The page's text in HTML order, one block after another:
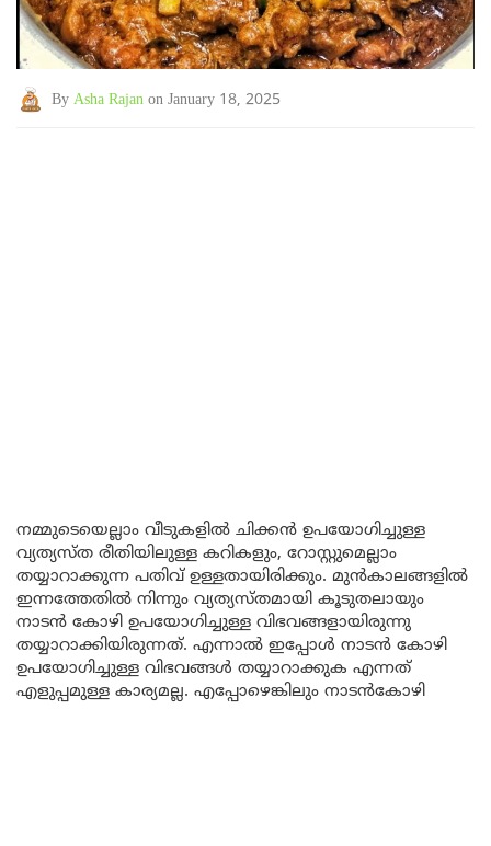
By Asha Rajan on January 18, 2025
നമ്മുടെയെല്ലാം വീടുകളിൽ ചിക്കൻ ഉപയോഗിച്ചുള്ള
വ്യത്യസ്ത രീതിയിലുള്ള കറികളും, റോസ്റ്റുമെല്ലാം
തയ്യാറാക്കുന്ന പതിവ് ഉള്ളതായിരിക്കും. മുൻകാലങ്ങളിൽ
ഇന്നത്തേതിൽ നിന്നും വ്യത്യസ്തമായി കൂടുതലായും
നാടൻ കോഴി ഉപയോഗിച്ചുള്ള വിഭവങ്ങളായിരുന്നു
തയ്യാറാക്കിയിരുന്നത്. എന്നാൽ ഇപ്പോൾ നാടൻ കോഴി
ഉപയോഗിച്ചുള്ള വിഭവങ്ങൾ തയ്യാറാക്കുക എന്നത്
എളുപ്പമുള്ള കാര്യമല്ല. എപ്പോഴെങ്കിലും നാടൻകോഴി